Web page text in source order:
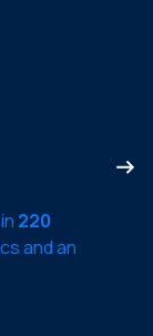
220
and an